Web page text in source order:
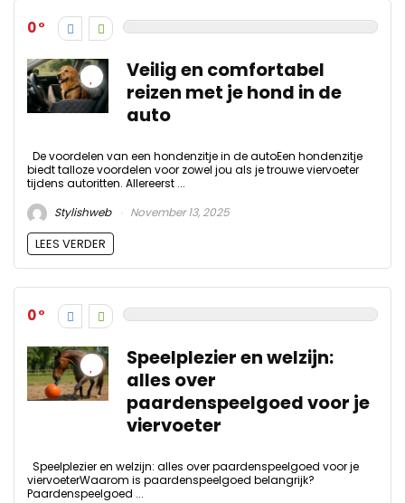
0
Veilig en comfortabel
reizen met je hond in de
auto
De voordelen van een hondenzitje in de autoEen hondenzitje
biedt talloze voordelen voor zowel jou als je trouwe viervoeter
tijdens autoritten. Allereerst ...
Stylishweb
November 13, 2025
LEES VERDER
0
Speelplezier en welzijn:
alles over
paardenspeelgoed voor je
viervoeter
Speelplezier en welzijn: alles over paardenspeelgoed voor je
viervoeterWaarom is paardenspeelgoed belangrijk?
Paardenspeelgoed ...